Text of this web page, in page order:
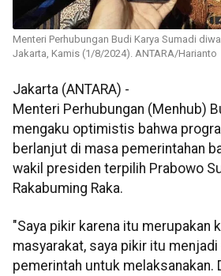
Menteri Perhubungan Budi Karya Sumadi
Jakarta, Kamis (1/8/2024). ANTARA/Harianto
Jakarta (ANTARA) -
Menteri Perhubungan (Menhub)
mengaku optimistis bahwa
berlanjut di masa pemerintahan
wakil presiden terpilih Prabowo
Rakabuming Raka.
"Saya pikir karena itu merupakan
masyarakat, saya pikir itu
pemerintah untuk melaksanakan.